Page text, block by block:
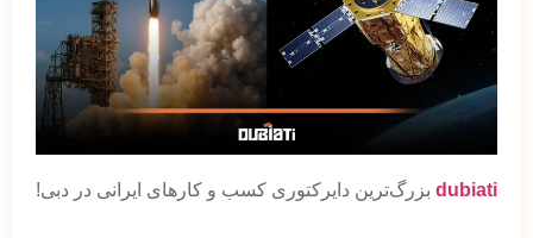
dubiati بزرگ‌ترین دایرکتوری کسب و کارهای ایرانی در دبی!